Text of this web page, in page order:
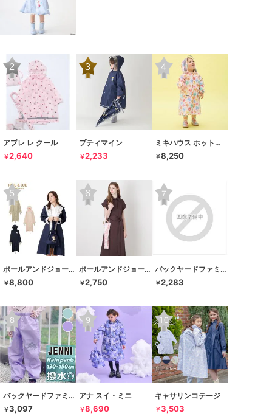
アプレ レ クール
￥2,640
プティマイン
￥2,233
ミキハウス ホットビスケッツ
￥8,250
ポールアンドジョーアクセソワ
￥8,800
ポールアンドジョーアクセソワ
￥2,750
バックヤードファミリー
￥2,283
バックヤードファミリー
￥3,097
アナ スイ・ミニ
￥8,690
キャサリンコテージ
￥3,503